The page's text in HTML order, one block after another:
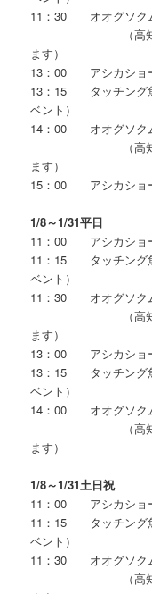
へ
移
動
11：30 オオグソク
（高知初！深
ます）
13：00 アシカショ
13：15 タッチング魚
ベント）
14：00 オオグソク
（高知初！深
ます）
15：00 アシカショ
1/8～1/31平日
11：00 アシカショ
11：15 タッチング魚
ベント）
11：30 オオグソク
（高知初！深
ます）
13：00 アシカショ
13：15 タッチング魚
ベント）
14：00 オオグソク
（高知初！深
ます）
1/8～1/31土日祝
11：00 アシカショ
11：15 タッチング魚
ベント）
11：30 オオグソク
（高知初！深